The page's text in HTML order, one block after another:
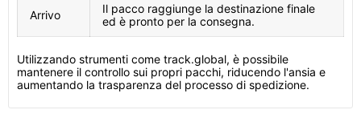
Arrivo
Il pacco raggiunge la destinazione finale
ed è pronto per la consegna.
Utilizzando strumenti come track.global, è possibile
mantenere il controllo sui propri pacchi, riducendo l'ansia e
aumentando la trasparenza del processo di spedizione.